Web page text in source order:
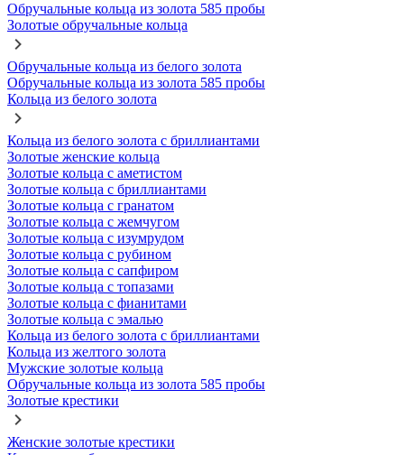
Обручальные кольца из золота 585 пробы
Золотые обручальные кольца
Обручальные кольца из белого золота
Обручальные кольца из золота 585 пробы
Кольца из белого золота
Кольца из белого золота с бриллиантами
Золотые женские кольца
Золотые кольца с аметистом
Золотые кольца с бриллиантами
Золотые кольца с гранатом
Золотые кольца с жемчугом
Золотые кольца с изумрудом
Золотые кольца с рубином
Золотые кольца с сапфиром
Золотые кольца с топазами
Золотые кольца с фианитами
Золотые кольца с эмалью
Кольца из белого золота с бриллиантами
Кольца из желтого золота
Мужские золотые кольца
Обручальные кольца из золота 585 пробы
Золотые крестики
Женские золотые крестики